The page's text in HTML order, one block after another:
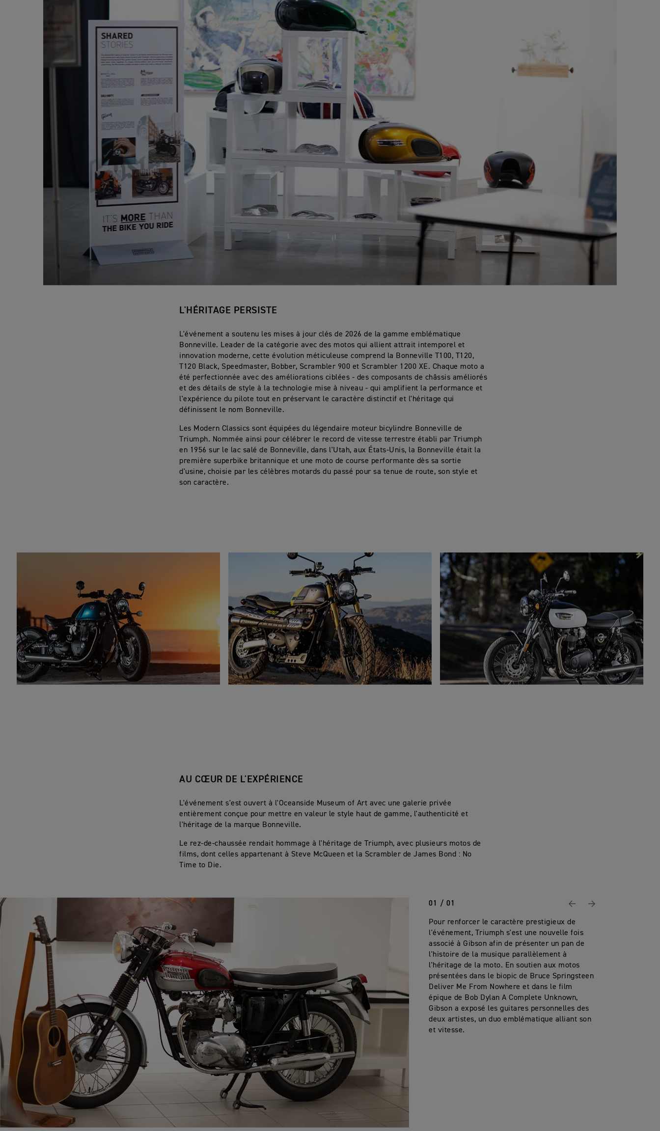
L'HÉRITAGE PERSISTE
L'événement a soutenu les mises à jour clés de 2026 de la gamme emblématique
Bonneville. Leader de la catégorie avec des motos qui allient attrait intemporel et
innovation moderne, cette évolution méticuleuse comprend la Bonneville T100, T120,
T120 Black, Speedmaster, Bobber, Scrambler 900 et Scrambler 1200 XE. Chaque moto a
été perfectionnée avec des améliorations ciblées - des composants de châssis améliorés
et des détails de style à la technologie mise à niveau - qui amplifient la performance et
l'expérience du pilote tout en préservant le caractère distinctif et l'héritage qui
définissent le nom Bonneville.
Les Modern Classics sont équipées du légendaire moteur bicylindre Bonneville de
Triumph. Nommée ainsi pour célébrer le record de vitesse terrestre établi par Triumph
en 1956 sur le lac salé de Bonneville, dans l'Utah, aux États-Unis, la Bonneville était la
première superbike britannique et une moto de course performante dès sa sortie
d'usine, choisie par les célèbres motards du passé pour sa tenue de route, son style et
son caractère.
AU CŒUR DE L'EXPÉRIENCE
L'événement s'est ouvert à l'Oceanside Museum of Art avec une galerie privée
entièrement conçue pour mettre en valeur le style haut de gamme, l'authenticité et
l'héritage de la marque Bonneville.
Le rez-de-chaussée rendait hommage à l'héritage de Triumph, avec plusieurs motos de
films, dont celles appartenant à Steve McQueen et la Scrambler de James Bond : No
Time to Die.
01 / 01 Page Précédente
Suivant
Pour renforcer le caractère prestigieux de
l'événement, Triumph s'est une nouvelle fois
associé à Gibson afin de présenter un pan de
l'histoire de la musique parallèlement à
l'héritage de la moto. En soutien aux motos
présentées dans le biopic de Bruce Springsteen
Deliver Me From Nowhere et dans le film
épique de Bob Dylan A Complete Unknown,
Gibson a exposé les guitares personnelles des
deux artistes, un duo emblématique alliant son
et vitesse.